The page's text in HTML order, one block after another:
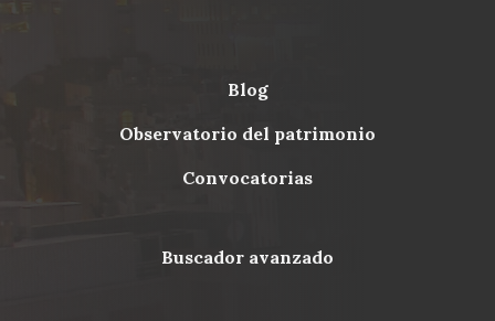
Menu
blog
observatorio del patrimonio
convocatorias
buscador avanzado